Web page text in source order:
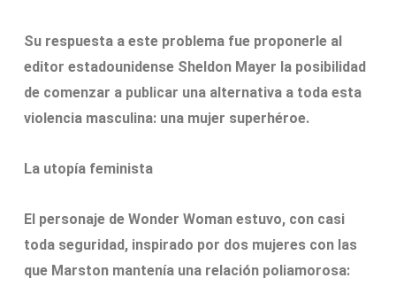
Su respuesta a este problema fue proponerle al
editor estadounidense Sheldon Mayer la posibilidad
de comenzar a publicar una alternativa a toda esta
violencia masculina: una mujer superhéroe.
La utopía feminista
El personaje de Wonder Woman estuvo, con casi
toda seguridad, inspirado por dos mujeres con las
que Marston mantenía una relación poliamorosa: